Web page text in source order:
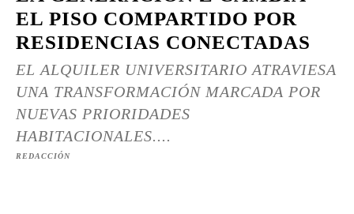
EL PISO COMPARTIDO POR
RESIDENCIAS CONECTADAS
EL ALQUILER UNIVERSITARIO ATRAVIESA
UNA TRANSFORMACIÓN MARCADA POR
NUEVAS PRIORIDADES
HABITACIONALES....
REDACCIÓN